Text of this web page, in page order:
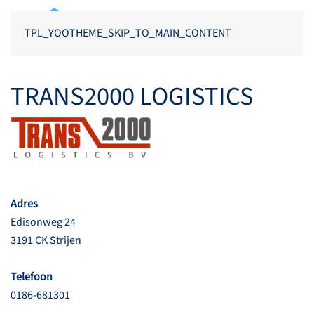
TPL_YOOTHEME_SKIP_TO_MAIN_CONTENT
TRANS2000 LOGISTICS
Adres
Edisonweg 24
3191 CK Strijen
Telefoon
0186-681301